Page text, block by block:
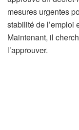
mesures urgentes
stabilité de l’emploi
Maintenant, il
l’approuver.